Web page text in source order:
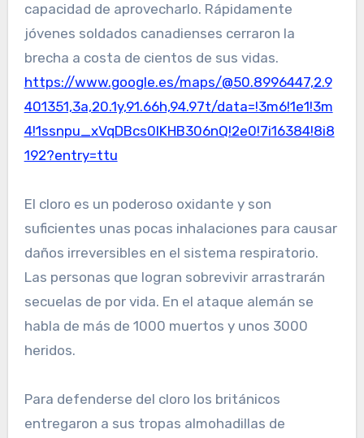
capacidad de aprovecharlo. Rápidamente
jóvenes soldados canadienses cerraron la
brecha a costa de cientos de sus vidas.
https://www.google.es/maps/@50.8996447,2.9
401351,3a,20.1y,91.66h,94.97t/data=!3m6!1e1!3m
4!1ssnpu_xVqDBcs0lKHB306nQ!2e0!7i16384!8i8
192?entry=ttu
El cloro es un poderoso oxidante y son
suficientes unas pocas inhalaciones para causar
daños irreversibles en el sistema respiratorio.
Las personas que logran sobrevivir arrastrarán
secuelas de por vida. En el ataque alemán se
habla de más de 1000 muertos y unos 3000
heridos.
Para defenderse del cloro los británicos
entregaron a sus tropas almohadillas de